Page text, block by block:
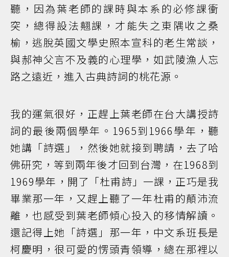
聽，因為葉老師的課時與本系的必修課衝
突，總得設法翹課，才能失之東隅收之桑
榆，逃脫英國文學史照本宣科的老生常談，
與郝神父言不及義的心理學，如武陵漁人忘
路之遠近，進入古典詩詞的桃花源。
我的運氣很好，正趕上葉老師在台大講授詩
詞的最後兩個學年。1965到1966學年，聽
她講「詩選」，然後她就接到聘請，去了哈
佛研究，等到兩年後才回到台灣，在1968到
1969學年，開了「杜甫詩」一課，正巧是我
畢業那一年，又趕上聽了一年杜甫的顛沛流
離，也感受到葉老師傾心投入的移情解讀。
還記得上她「詩選」那一年，中文系班長是
柯慶明，很可愛的愣頭青領導，總在那裡以